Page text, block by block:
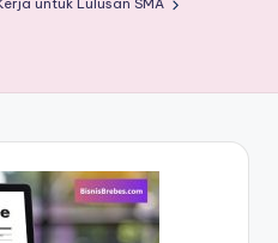
untuk Lulusan SMA